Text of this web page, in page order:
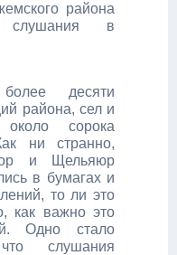
района
слушания в
десяти
района, сел и
сорока
ни странно,
и Щельяюр
в бумагах и
то ли это
как важно это
Одно стало
слушания